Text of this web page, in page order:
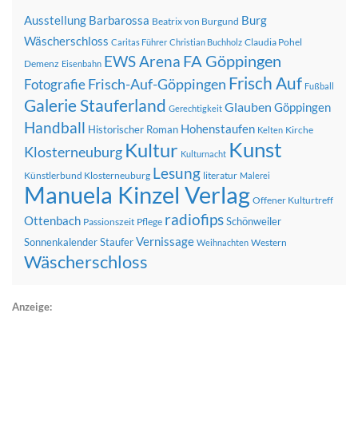
Ausstellung Barbarossa Beatrix von Burgund Burg
Wäscherschloss Caritas Führer Christian Buchholz Claudia Pohel
Demenz Eisenbahn EWS Arena FA Göppingen
FotografieFrisch-Auf-Göppingen Frisch Auf Fußball
Galerie Stauferland Gerechtigkeit Glauben Göppingen
Handball Historischer Roman Hohenstaufen Kelten Kirche
Klosterneuburg Kultur Kulturnacht Kunst
Künstlerbund Klosterneuburg Lesung literatur Malerei
Manuela Kinzel Verlag Offener Kulturtreff
Ottenbach Passionszeit Pflege radiofipsSchönweiler
SonnenkalenderStauferVernissage Weihnachten Western
Wäscherschloss
Anzeige: